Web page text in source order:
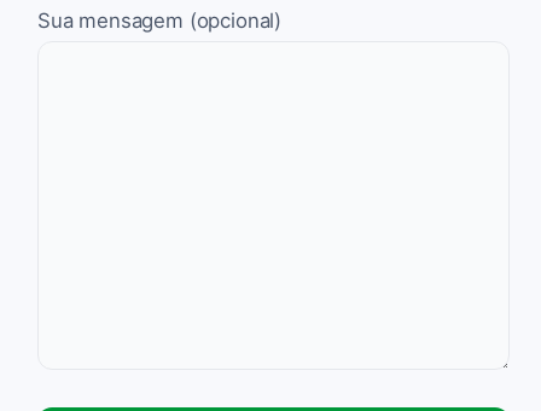
Sua mensagem (opcional)